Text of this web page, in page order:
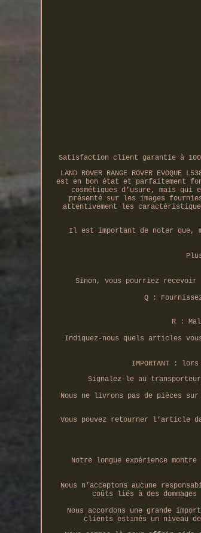
Satisfaction client garantie à 100
LAND ROVER RANGE ROVER
est en bon état et parfaitement
cosmétiques d’usure, mais
présenté sur les images
attentivement les
Il est important de noter que,
Sinon, vous pourriez recevoir
Q :
R :
Indiquez-nous quels articles
IMPORTANT :
Signalez-le au
Nous ne livrons pas de pièces
Vous pouvez retourner l’article
Notre longue expérience
Nous n’acceptons aucune
coûts liés à des
Nous accordons une grande
clients estimés un niveau